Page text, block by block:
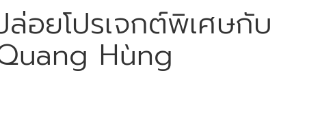
ยโปรเจกต์พิเศษกับ
Hùng